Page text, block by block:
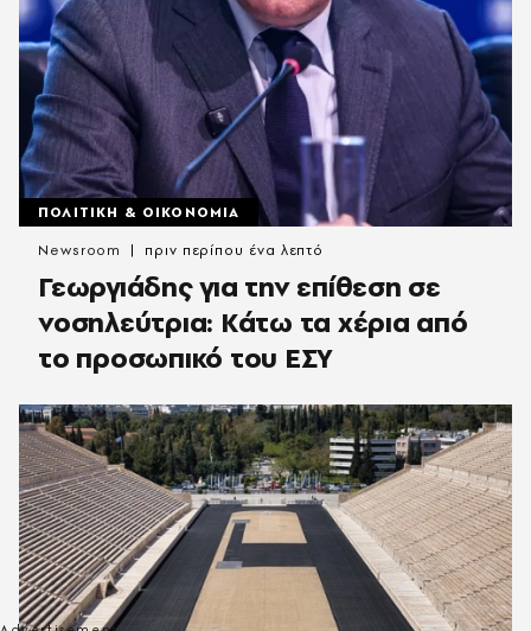
ΠΟΛΙΤΙΚΗ & ΟΙΚΟΝΟΜΙΑ
Γεωργιάδης για την επίθεση σε
νοσηλεύτρια: Κάτω τα χέρια από
το προσωπικό του ΕΣΥ
Newsroom πριν περίπου ένα λεπτό